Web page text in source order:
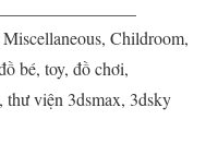
Childroom,
bé, toy, đồ chơi,
viện 3dsmax, 3dsky